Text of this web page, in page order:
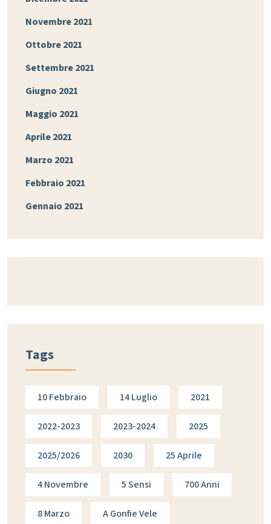
Novembre 2021
Ottobre 2021
Settembre 2021
Giugno 2021
Maggio 2021
Aprile 2021
Marzo 2021
Febbraio 2021
Gennaio 2021
Tags
10 Febbraio 14 Luglio 2021
2022-2023 2023-2024 2025
2025/2026 2030 25 Aprile
4 Novembre 5 Sensi 700 Anni
8 Marzo A Gonfie Vele